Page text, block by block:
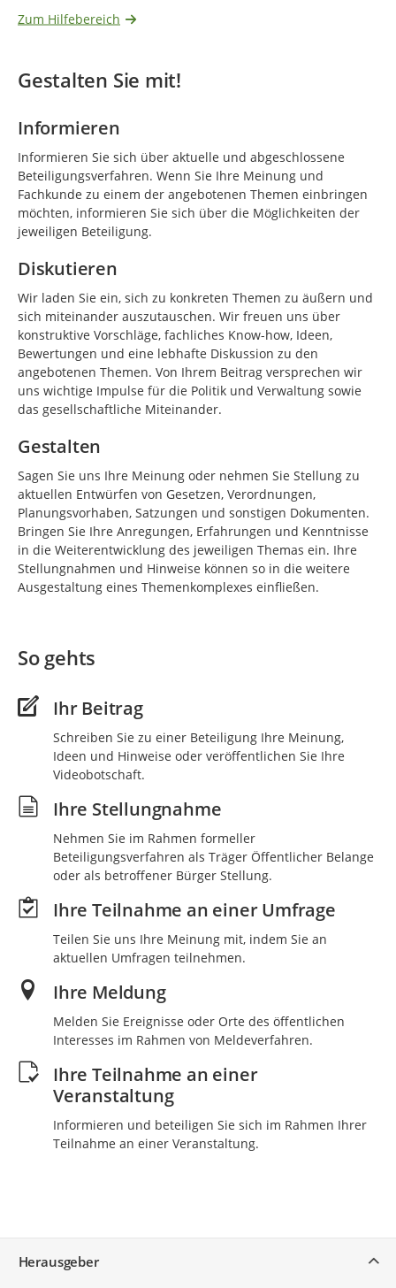
Zum Hilfebereich
Gestalten Sie mit!
Informieren
Informieren Sie sich über aktuelle und abgeschlossene
Beteiligungsverfahren. Wenn Sie Ihre Meinung und
Fachkunde zu einem der angebotenen Themen einbringen
möchten, informieren Sie sich über die Möglichkeiten der
jeweiligen Beteiligung.
Diskutieren
Wir laden Sie ein, sich zu konkreten Themen zu äußern und
sich miteinander auszutauschen. Wir freuen uns über
konstruktive Vorschläge, fachliches Know-how, Ideen,
Bewertungen und eine lebhafte Diskussion zu den
angebotenen Themen. Von Ihrem Beitrag versprechen wir
uns wichtige Impulse für die Politik und Verwaltung sowie
das gesellschaftliche Miteinander.
Gestalten
Sagen Sie uns Ihre Meinung oder nehmen Sie Stellung zu
aktuellen Entwürfen von Gesetzen, Verordnungen,
Planungsvorhaben, Satzungen und sonstigen Dokumenten.
Bringen Sie Ihre Anregungen, Erfahrungen und Kenntnisse
in die Weiterentwicklung des jeweiligen Themas ein. Ihre
Stellungnahmen und Hinweise können so in die weitere
Ausgestaltung eines Themenkomplexes einfließen.
So gehts
Ihr Beitrag
Schreiben Sie zu einer Beteiligung Ihre Meinung,
Ideen und Hinweise oder veröffentlichen Sie Ihre
Videobotschaft.
Ihre Stellungnahme
Nehmen Sie im Rahmen formeller
Beteiligungsverfahren als Träger Öffentlicher Belange
oder als betroffener Bürger Stellung.
Ihre Teilnahme an einer Umfrage
Teilen Sie uns Ihre Meinung mit, indem Sie an
aktuellen Umfragen teilnehmen.
Ihre Meldung
Melden Sie Ereignisse oder Orte des öffentlichen
Interesses im Rahmen von Meldeverfahren.
Ihre Teilnahme an einer
Veranstaltung
Informieren und beteiligen Sie sich im Rahmen Ihrer
Teilnahme an einer Veranstaltung.
Herausgeber